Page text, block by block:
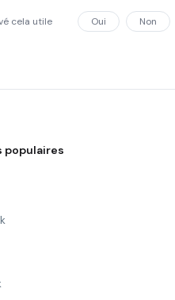
cela utile Oui Non
populaires